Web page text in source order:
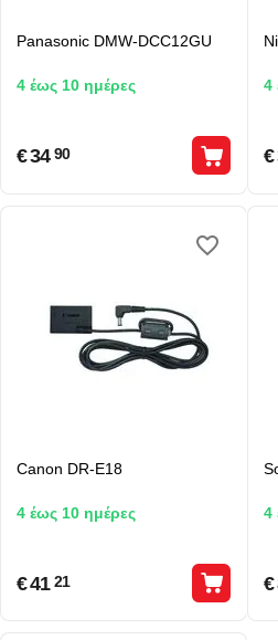
Panasonic DMW-DCC12GU
4 έως 10 ημέρες
€34 90
4
€
Canon DR-E18
4 έως 10 ημέρες
€41 21
4
€